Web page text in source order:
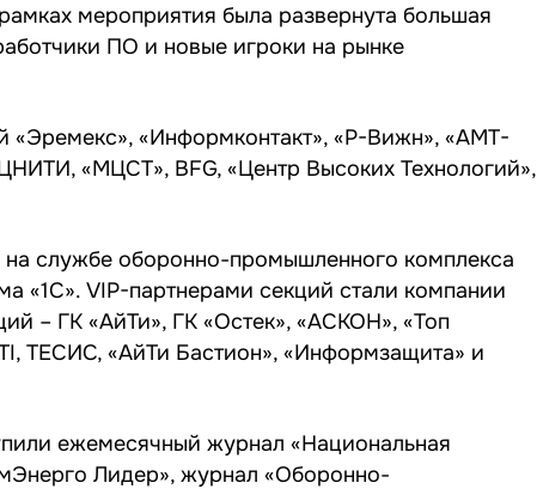
мероприятия была развернута большая
ПО и новые игроки на рынке
«Эремекс», «Информконтакт», «Р-Вижн», «АМТ-
«МЦСТ», BFG, «Центр Высоких Технологий»,
службе оборонно-промышленного комплекса
VIP-партнерами секций стали компании
– ГК «АйТи», ГК «Остек», «АСКОН», «Топ
ТЕСИС, «АйТи Бастион», «Информзащита» и
ежемесячный журнал «Национальная
Лидер», журнал «Оборонно-